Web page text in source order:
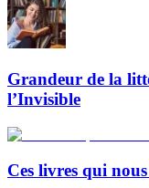
Grandeur de la
l’Invisible
Ces livres qui